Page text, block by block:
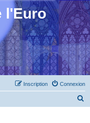
l'Euro
Connexion
Inscription